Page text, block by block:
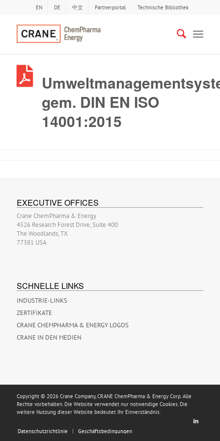
EN DE 中文 Partnerportal Technische Bibliothek
gem. DIN EN ISO
14001:2015
EXECUTIVE OFFICES
Crane ChemPharma & Energy
4526 Research Forest Drive, Suite 400
The Woodlands, TX
77381 USA
SCHNELLE LINKS
INDUSTRIE-LINKS
ZERTIFIKATE
CRANE CHEMPHARMA & ENERGY LOGOS
CRANE IN DEN MEDIEN
Copyright © 2026 Crane Company, CRANE ChemPharma & Energy Corp. Alle
Rechte vorbehalten. Die Website verwendet nur notwendige Cookies. Die
weitere Nutzung dieser Website bedeutet Ihr Einverständnis.
Datenschutzrichtlinie Geschäftsbedingungen